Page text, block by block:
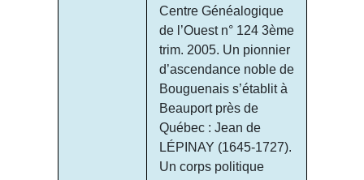
Centre Généalogique
de l’Ouest n° 124 3ème
trim. 2005. Un pionnier
d’ascendance noble de
Bouguenais s’établit à
Beauport près de
Québec : Jean de
LÉPINAY (1645-1727).
Un corps politique